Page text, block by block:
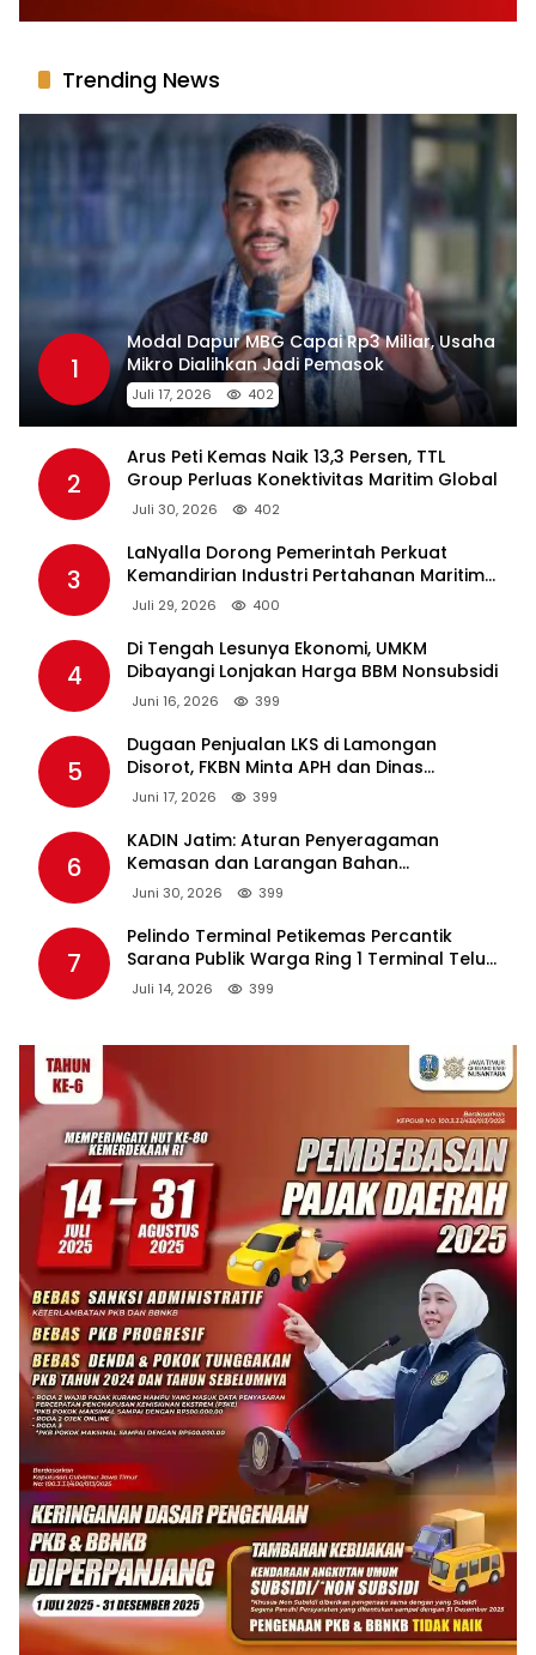
Trending News
1
Modal Dapur MBG Capai Rp3 Miliar, Usaha
Mikro Dialihkan Jadi Pemasok
Juli 17, 2026 402
2
Arus Peti Kemas Naik 13,3 Persen, TTL
Group Perluas Konektivitas Maritim Global
Juli 30, 2026 402
3
LaNyalla Dorong Pemerintah Perkuat
Kemandirian Industri Pertahanan Maritim
Lewat PT PAL
Juli 29, 2026 400
4
Di Tengah Lesunya Ekonomi, UMKM
Dibayangi Lonjakan Harga BBM Nonsubsidi
Juni 16, 2026 399
5
Dugaan Penjualan LKS di Lamongan
Disorot, FKBN Minta APH dan Dinas
Pendidikan Bertindak Tegas.
Juni 17, 2026 399
6
KADIN Jatim: Aturan Penyeragaman
Kemasan dan Larangan Bahan
Tambahan Berpotensi Ganggu Industri
Juni 30, 2026 399
7
Pelindo Terminal Petikemas Percantik
Sarana Publik Warga Ring 1 Terminal Teluk
Lamong Lewat Program TJSL
Juli 14, 2026 399